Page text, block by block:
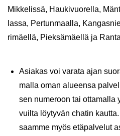
Mik­ke­lis­sä, Hau­ki­vuo­rel­la,
las­sa, Per­tun­maal­la,
ri­mäel­lä, Piek­sä­mäel­lä ja
Asia­kas voi va­ra­ta ajan
mal­la oman alu­een­sa
sen nu­me­roon tai
vuil­ta löy­ty­vän cha­tin
saam­me myös etä­pal­ve­lut